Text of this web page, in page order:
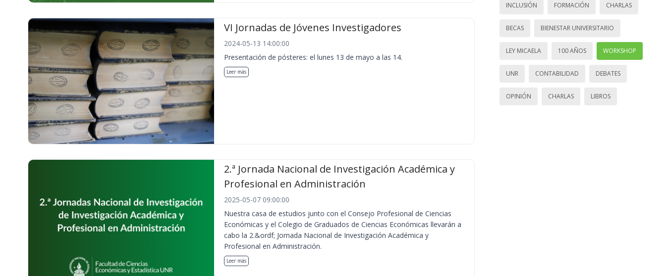
VI Jornadas de Jóvenes Investigadores
2024-05-13 14:00:00
Presentación de pósteres: el lunes 13 de mayo a las 14.
Leer más
2.ª Jornada Nacional de Investigación Académica y
Profesional en Administración
2025-05-07 09:00:00
Nuestra casa de estudios junto con el Consejo Profesional de Ciencias
Económicas y el Colegio de Graduados de Ciencias Económicas llevarán a
cabo la 2.&ordf; Jornada Nacional de Investigación Académica y
Profesional en Administración.
Leer más
INCLUSIÓN FORMACIÓN CHARLAS
BECAS BIENESTAR UNIVERSITARIO
LEY MICAELA 100 AÑOS WORKSHOP
UNR CONTABILIDAD DEBATES
OPINIÓN CHARLAS LIBROS